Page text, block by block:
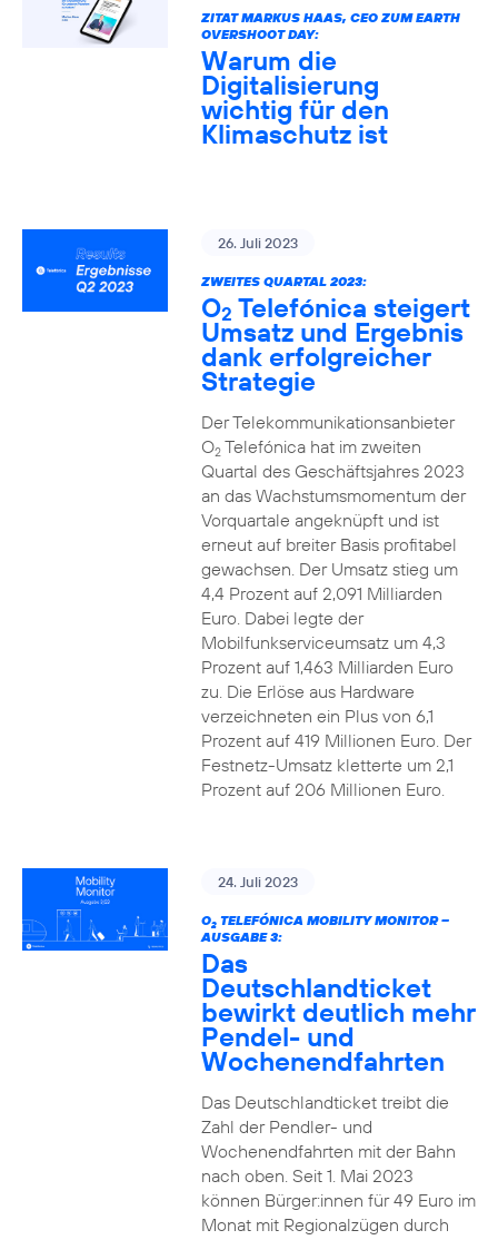
ZITAT MARKUS HAAS, CEO ZUM EARTH
OVERSHOOT DAY:
Warum die
Digitalisierung
wichtig für den
Klimaschutz ist
26. Juli 2023
ZWEITES QUARTAL 2023:
O2 Telefónica steigert
Umsatz und Ergebnis
dank erfolgreicher
Strategie
Der Telekommunikationsanbieter
O2Telefónica hat im zweiten
Quartal des Geschäftsjahres 2023
an das Wachstumsmomentum der
Vorquartale angeknüpft und ist
erneut auf breiter Basis profitabel
gewachsen. Der Umsatz stieg um
4,4 Prozent auf 2,091 Milliarden
Euro. Dabei legte der
Mobilfunkserviceumsatz um 4,3
Prozent auf 1,463 Milliarden Euro
zu. Die Erlöse aus Hardware
verzeichneten ein Plus von 6,1
Prozent auf 419 Millionen Euro. Der
Festnetz-Umsatz kletterte um 2,1
Prozent auf 206 Millionen Euro.
24. Juli 2023
O2TELEFÓNICA MOBILITY MONITOR –
AUSGABE 3:
Das
Deutschlandticket
bewirkt deutlich mehr
Pendel- und
Wochenendfahrten
Das Deutschlandticket treibt die
Zahl der Pendler- und
Wochenendfahrten mit der Bahn
nach oben. Seit 1. Mai 2023
können Bürger:innen für 49 Euro im
Monat mit Regionalzügen durch